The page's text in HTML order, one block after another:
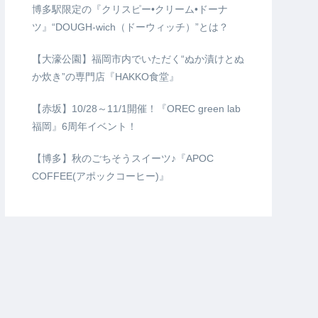
博多駅限定の『クリスピー•クリーム•ドーナ
ツ』“DOUGH-wich（ドーウィッチ）”とは？
【大濠公園】福岡市内でいただく“ぬか漬けとぬ
か炊き”の専門店『HAKKO食堂』
【赤坂】10/28～11/1開催！『OREC green lab
福岡』6周年イベント！
【博多】秋のごちそうスイーツ♪『APOC
COFFEE(アポックコーヒー)』